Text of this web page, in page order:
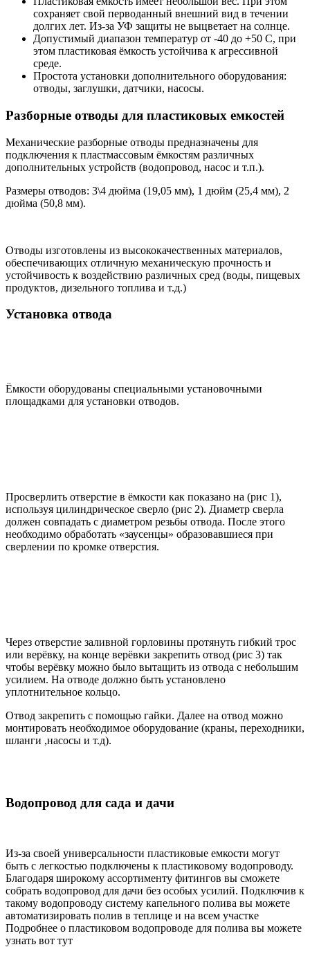
сохраняет свой перводанный внешний вид в течении
долгих лет. Из-за УФ защиты не выцветает на солнце.
Допустимый диапазон температур от -40 до +50 С, при
этом пластиковая ёмкость устойчива к агрессивной
среде.
Простота установки дополнительного оборудования:
отводы, заглушки, датчики, насосы.
Разборные отводы для пластиковых емкостей
Механические разборные отводы предназначены для
подключения к пластмассовым ёмкостям различных
дополнительных устройств (водопровод, насос и т.п.).
Размеры отводов: 3\4 дюйма (19,05 мм), 1 дюйм (25,4 мм), 2
дюйма (50,8 мм).
Отводы изготовлены из высококачественных материалов,
обеспечивающих отличную механическую прочность и
устойчивость к воздействию различных сред (воды, пищевых
продуктов, дизельного топлива и т.д.)
Установка отвода
Ёмкости оборудованы специальными установочными
площадками для установки отводов.
Просверлить отверстие в ёмкости как показано на (рис 1),
используя цилиндрическое сверло (рис 2). Диаметр сверла
должен совпадать с диаметром резьбы отвода. После этого
необходимо обработать «заусенцы» образовавшиеся при
сверлении по кромке отверстия.
Через отверстие заливной горловины протянуть гибкий трос
или верёвку, на конце верёвки закрепить отвод (рис 3) так
чтобы верёвку можно было вытащить из отвода с небольшим
усилием. На отводе должно быть установлено
уплотнительное кольцо.
Отвод закрепить с помощью гайки. Далее на отвод можно
монтировать необходимое оборудование (краны, переходники,
шланги ,насосы и т.д).
Водопровод для сада и дачи
Из-за своей универсальности пластиковые емкости могут
быть с легкостью подключены к пластиковому водопроводу.
Благодаря широкому ассортименту фитингов вы сможете
собрать водопровод для дачи без особых усилий. Подключив к
такому водопроводу систему капельного полива вы можете
автоматизировать полив в теплице и на всем участке
Подробнее о пластиковом водопроводе для полива вы можете
узнать вот тут